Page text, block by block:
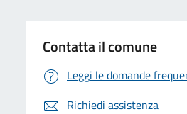
Contatta il comune
Leggi le domande
Richiedi assistenza